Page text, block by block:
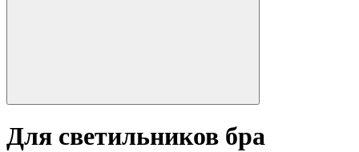
Для светильников бра